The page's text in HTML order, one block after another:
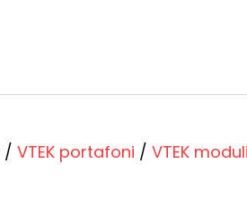
/ VTEK portafoni / VTEK